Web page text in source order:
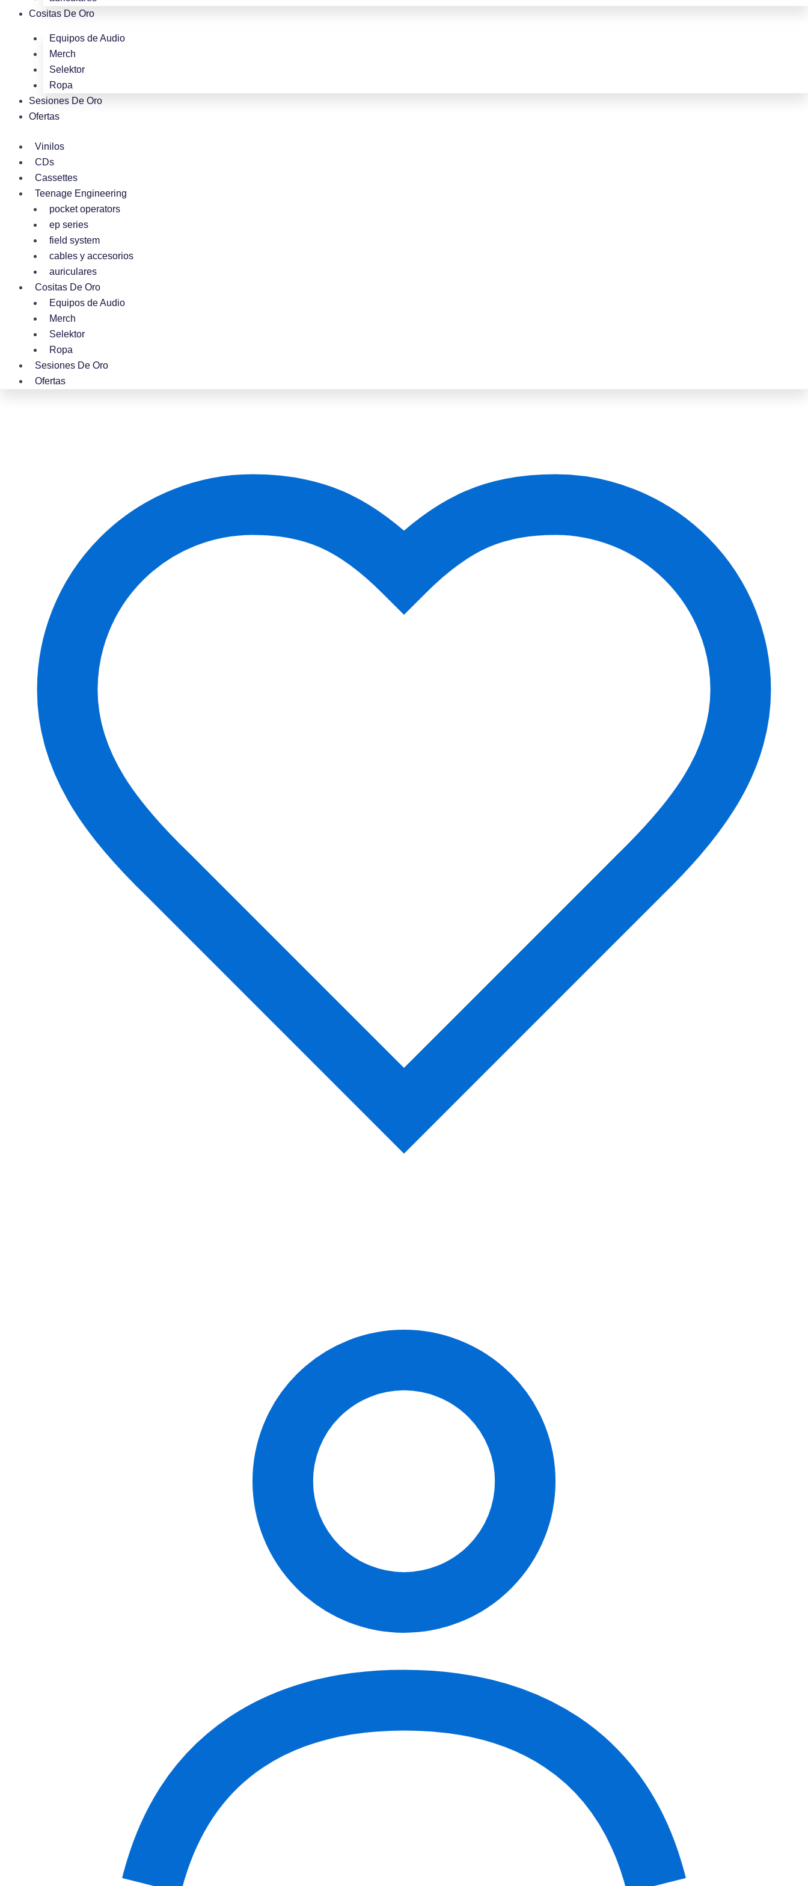
Cositas De Oro
Equipos de Audio
Merch
Selektor
Ropa
Sesiones De Oro
Ofertas
Vinilos
CDs
Cassettes
Teenage Engineering
pocket operators
ep series
field system
cables y accesorios
auriculares
Cositas De Oro
Equipos de Audio
Merch
Selektor
Ropa
Sesiones De Oro
Ofertas